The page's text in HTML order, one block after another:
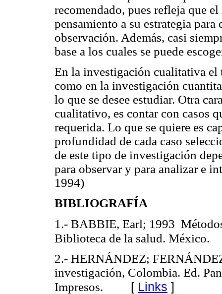
recomendado, pues refleja que
pensamiento a su estrategia
observación. Además, casi
base a los cuales se puede
En la investigación cualitativa el
como en la investigación
lo que se desee estudiar. Otra
cualitativo, es contar con casos
requerida. Lo que se quiere es
profundidad de cada caso
de este tipo de investigación
para observar y para analizar e
1994)
BIBLIOGRAFÍA
1.- BABBIE, Earl; 1993
Biblioteca de la salud. México.
2.- HERNÁNDEZ;
investigación, Colombia. Ed.
Impresos. [ Links ]